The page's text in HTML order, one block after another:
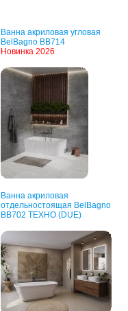
Ванна акриловая угловая
BelBagno BB714
Новинка 2026
Ванна акриловая
отдельностоящая BelBagno
BB702 ТЕХНО (DUE)